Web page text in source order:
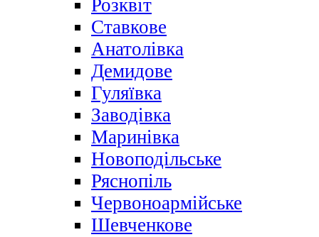
Розквіт
Ставкове
Анатолівка
Демидове
Гуляївка
Заводівка
Маринівка
Новоподільське
Ряснопіль
Червоноармійське
Шевченкове